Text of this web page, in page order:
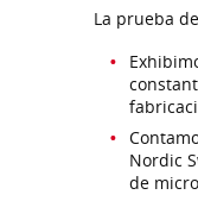
La prueba
Nordic
de